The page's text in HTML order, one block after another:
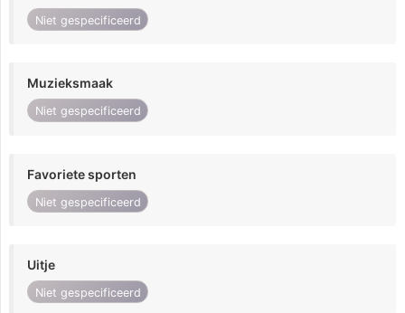
Niet gespecificeerd
Muzieksmaak
Niet gespecificeerd
Favoriete sporten
Niet gespecificeerd
Uitje
Niet gespecificeerd